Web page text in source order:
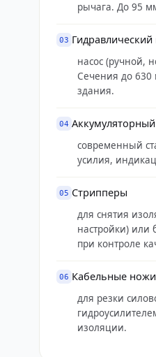
рычага. До 95
03
насос (ручной,
Сечения до 630
здания.
04
современный
усилия,
05 Стрипперы
для снятия
настройки)
при контроле
06 Кабельные
для резки
изоляции.